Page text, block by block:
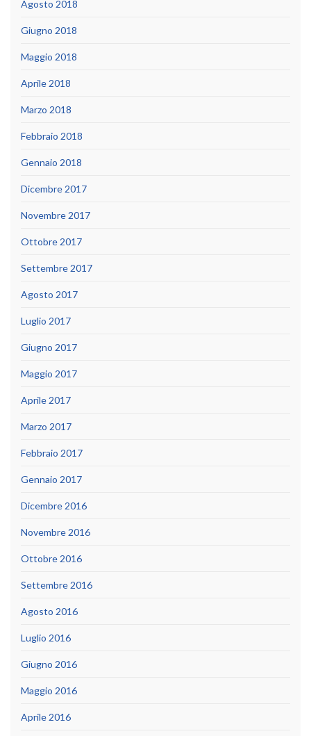
Agosto 2018
Giugno 2018
Maggio 2018
Aprile 2018
Marzo 2018
Febbraio 2018
Gennaio 2018
Dicembre 2017
Novembre 2017
Ottobre 2017
Settembre 2017
Agosto 2017
Luglio 2017
Giugno 2017
Maggio 2017
Aprile 2017
Marzo 2017
Febbraio 2017
Gennaio 2017
Dicembre 2016
Novembre 2016
Ottobre 2016
Settembre 2016
Agosto 2016
Luglio 2016
Giugno 2016
Maggio 2016
Aprile 2016